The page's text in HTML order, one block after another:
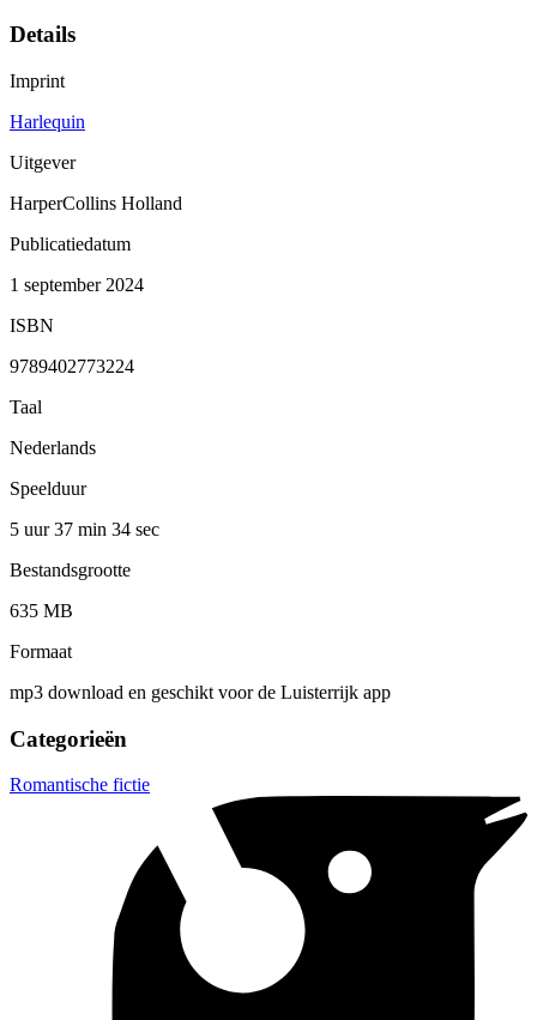
Details
Imprint
Harlequin
Uitgever
HarperCollins Holland
Publicatiedatum
1 september 2024
ISBN
9789402773224
Taal
Nederlands
Speelduur
5 uur 37 min 34 sec
Bestandsgrootte
635 MB
Formaat
mp3 download en geschikt voor de Luisterrijk app
Categorieën
Romantische fictie